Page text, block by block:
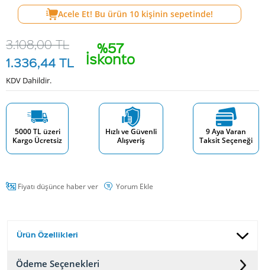
Acele Et! Bu ürün 10 kişinin sepetinde!
%57
İskonto
3.108,00TL
1.336,44 TL
KDV Dahildir.
5000 TL üzeri
Kargo Ücretsiz
Hızlı ve Güvenli
Alışveriş
9 Aya Varan
Taksit Seçeneği
Fiyatı düşünce haber ver Yorum Ekle
Ürün Özellikleri
Ödeme Seçenekleri